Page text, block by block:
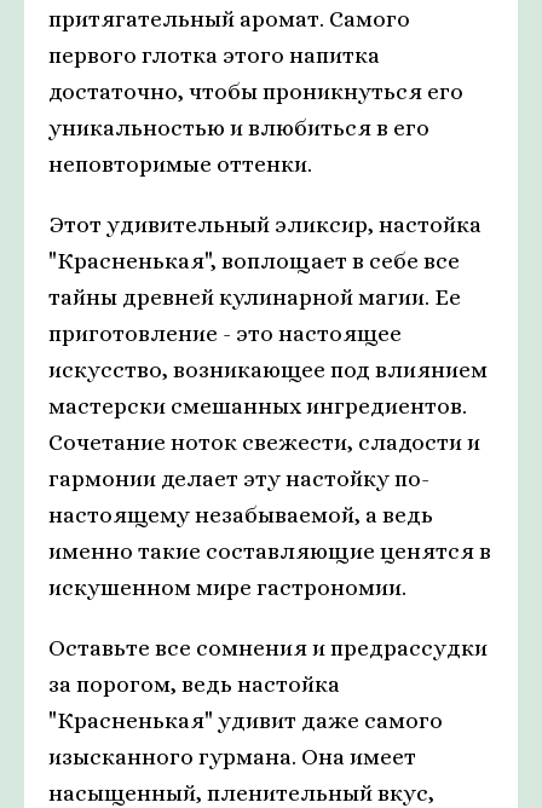
притягательный аромат. Самого
первого глотка этого напитка
достаточно, чтобы проникнуться его
уникальностью и влюбиться в его
неповторимые оттенки.
Этот удивительный эликсир, настойка
"Красненькая", воплощает в себе все
тайны древней кулинарной магии. Ее
приготовление - это настоящее
искусство, возникающее под влиянием
мастерски смешанных ингредиентов.
Сочетание ноток свежести, сладости и
гармонии делает эту настойку по-
настоящему незабываемой, а ведь
именно такие составляющие ценятся в
искушенном мире гастрономии.
Оставьте все сомнения и предрассудки
за порогом, ведь настойка
"Красненькая" удивит даже самого
изысканного гурмана. Она имеет
насыщенный, пленительный вкус,